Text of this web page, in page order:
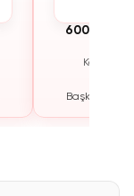
600 TL
Koşul:
Başka